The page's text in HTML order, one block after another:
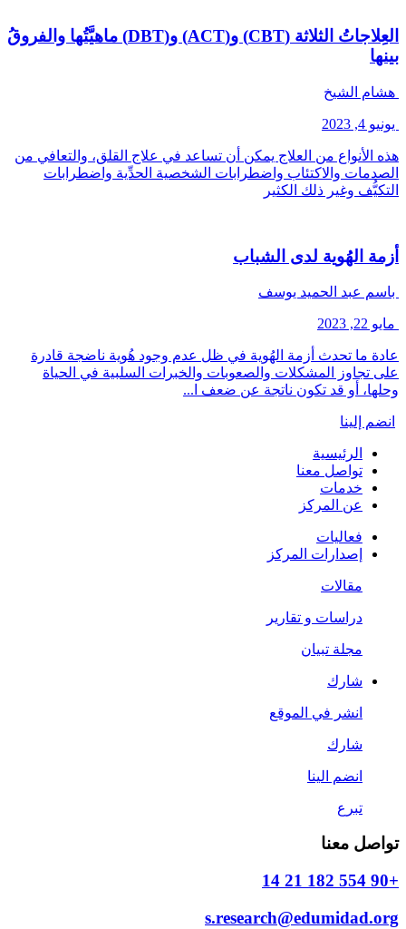
العِلاجاتُ الثلاثة (CBT) و(ACT) و(DBT) ماهيَّتُها والفروقُ
بينها
هشام الشيخ
يونيو 4, 2023
هذه الأنواع من العلاج يمكن أن تساعد في علاج القلق، والتعافي من
الصدمات والاكتئاب واضطرابات الشخصية الحدِّية واضطرابات
التكيُّف وغير ذلك الكثير
أزمة الهُوية لدى الشباب
باسم عبد الحميد يوسف
مايو 22, 2023
عادة ما تحدث أزمة الهُوية في ظل عدم وجود هُوية ناضجة قادرة
على تجاوز المشكلات والصعوبات والخبرات السلبية في الحياة
وحلها، أو قد تكون ناتجة عن ضعف ا...
انضم إلينا
الرئيسية
تواصل معنا
خدمات
عن المركز
فعاليات
إصدارات المركز
مقالات
دراسات و تقارير
مجلة تبيان
شارك
انشر في الموقع
شارك
انضم الينا
تبرع
تواصل معنا
+90 554 182 21 14
s.research@edumidad.org